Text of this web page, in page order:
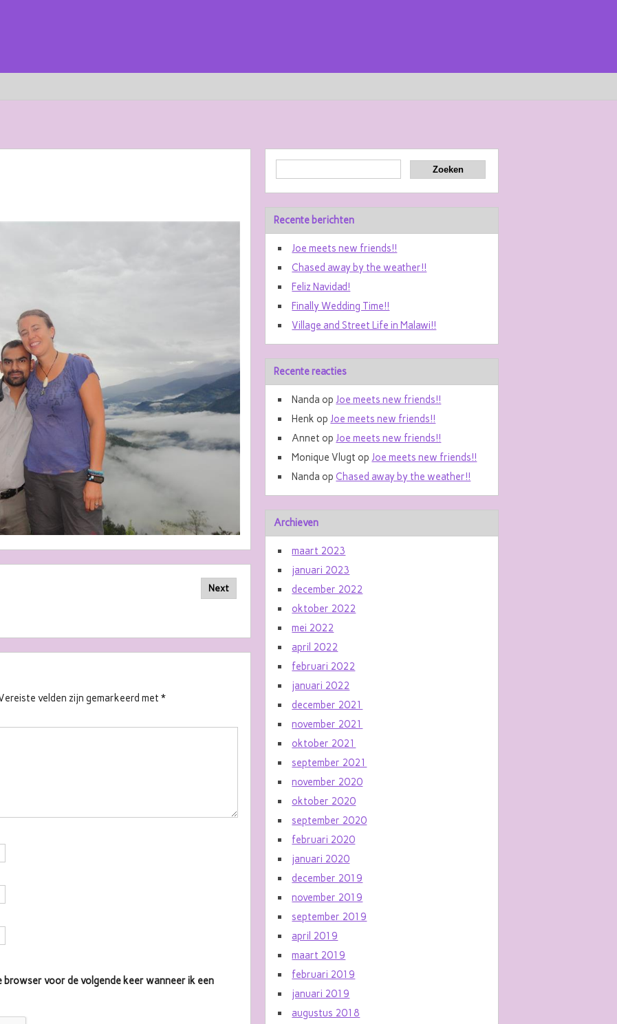
Next
velden zijn gemarkeerd met *
browser voor de volgende keer wanneer ik een
Recente berichten
Joe meets new friends!!
Chased away by the weather!!
Feliz Navidad!
Finally Wedding Time!!
Village and Street Life in Malawi!!
Recente reacties
Nanda opJoe meets new friends!!
Henk opJoe meets new friends!!
Annet opJoe meets new friends!!
Monique Vlugt opJoe meets new friends!!
Nanda opChased away by the weather!!
Archieven
maart 2023
januari 2023
december 2022
oktober 2022
mei 2022
april 2022
februari 2022
januari 2022
december 2021
november 2021
oktober 2021
september 2021
november 2020
oktober 2020
september 2020
februari 2020
januari 2020
december 2019
november 2019
september 2019
april 2019
maart 2019
februari 2019
januari 2019
augustus 2018